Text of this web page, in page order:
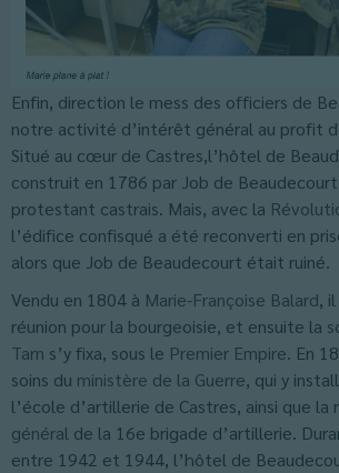
Enfin, direction le mess des officiers de
notre activité d’intérêt général au profit
Situé au cœur de Castres,l’hôtel de
construit en 1786 par Job de
protestant castrais. Mais, avec la
l’édifice confisqué a été reconverti en
alors que Job de Beaudecourt était ruiné.
Vendu en 1804 à Marie-Françoise Balard,
réunion pour la bourgeoisie, et ensuite la
Tarn s’y fixa, sous le Premier Empire. En
soins du ministère de la Guerre, qui y
l’école d’artillerie de Castres, ainsi que la
général de la 16e brigade d’artillerie.
entre 1942 et 1944, l’hôtel de